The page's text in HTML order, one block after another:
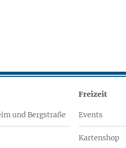
und Bergstraße
Freizeit
Events
Kartenshop